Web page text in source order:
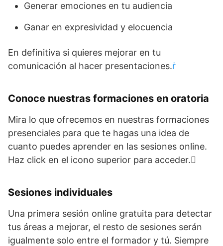
Generar emociones en tu audiencia
Ganar en expresividad y elocuencia
En definitiva si quieres mejorar en tu
comunicación al hacer presentaciones.
Conoce nuestras formaciones en oratoria
Mira lo que ofrecemos en nuestras formaciones
presenciales para que te hagas una idea de
cuanto puedes aprender en las sesiones online.
Haz click en el icono superior para acceder.
Sesiones individuales
Una primera sesión online gratuita para detectar
tus áreas a mejorar, el resto de sesiones serán
igualmente solo entre el formador y tú. Siempre